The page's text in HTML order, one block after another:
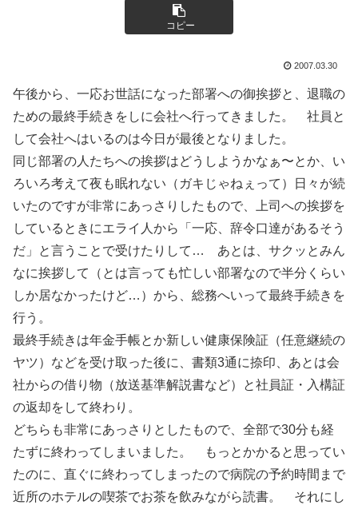
コピー
2007.03.30
午後から、一応お世話になった部署への御挨拶と、退職の
ための最終手続きをしに会社へ行ってきました。 社員と
して会社へはいるのは今日が最後となりました。
同じ部署の人たちへの挨拶はどうしようかなぁ〜とか、い
ろいろ考えて夜も眠れない（ガキじゃねぇって）日々が続
いたのですが非常にあっさりしたもので、上司への挨拶を
しているときにエライ人から「一応、辞令口達があるそう
だ」と言うことで受けたりして… あとは、サクッとみん
なに挨拶して（とは言っても忙しい部署なので半分くらい
しか居なかったけど…）から、総務へいって最終手続きを
行う。
最終手続きは年金手帳とか新しい健康保険証（任意継続の
ヤツ）などを受け取った後に、書類3通に捺印、あとは会
社からの借り物（放送基準解説書など）と社員証・入構証
の返却をして終わり。
どちらも非常にあっさりとしたもので、全部で30分も経
たずに終わってしまいました。 もっとかかると思ってい
たのに、直ぐに終わってしまったので病院の予約時間まで
近所のホテルの喫茶でお茶を飲みながら読書。 それにし